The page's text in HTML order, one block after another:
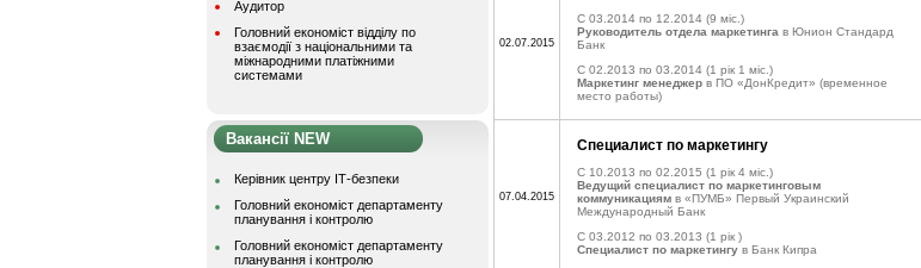
Аудитор
Головний економіст відділу по
взаємодії з національними та
міжнародними платіжними
системами
Вакансії NEW
Керівник центру ІТ-безпеки
Головний економіст департаменту
планування і контролю
Головний економіст департаменту
планування і контролю
02.07.2015
C 03.2014 по 12.2014 (9 міс.)
Руководитель отдела маркетинга в Юнион Стандард
Банк
C 02.2013 по 03.2014 (1 рік 1 міс.)
Маркетинг менеджер в ПО «ДонКредит» (временное
место работы)
07.04.2015
Специалист по маркетингу
C 10.2013 по 02.2015 (1 рік 4 міс.)
Ведущий специалист по маркетинговым
коммуникациям в «ПУМБ» Первый Украинский
Международный Банк
C 03.2012 по 03.2013 (1 рік )
Специалист по маркетингу в Банк Кипра